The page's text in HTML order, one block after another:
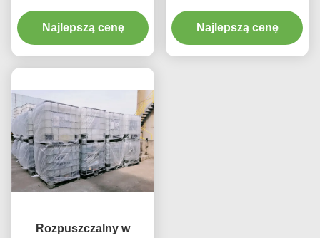
propylowy eter
Rozpylający
rozpuszczalnik
farb powlekających
Najlepszą cenę
Rozcieńczalnik do
powlekania Tusz
Pestycyd Glikol
Najlepszą cenę
Rozpuszczalny w